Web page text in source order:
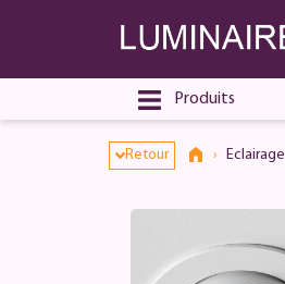
Produits
Retour